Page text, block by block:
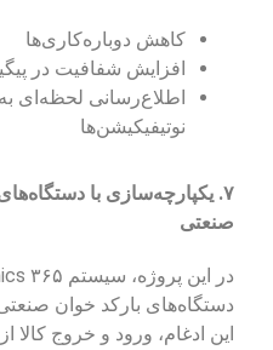
کاهش دوباره‌کاری‌ها
افزایش شفافیت در
اطلاع‌رسانی لحظه‌ای
نوتیفیکیشن‌ها
۷. یکپارچه‌سازی با
صنعتی
دستگاه‌های بارکد خوان
این ادغام، ورود و خروج کالا